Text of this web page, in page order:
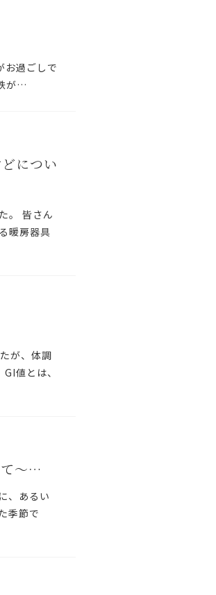
過ごしで
が…
につい
。 皆さん
暖房器具
が、体調
値とは、
て～…
、あるい
季節で